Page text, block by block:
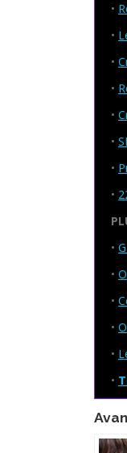
•
•
•
•
•
•
•
•
•
•
•
•
•
•